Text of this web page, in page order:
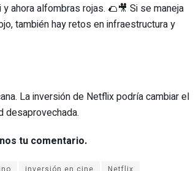
ahora alfombras rojas. 🌮🎥 Si se maneja
también hay retos en infraestructura y
La inversión de Netflix podría cambiar el
desaprovechada.
tu comentario.